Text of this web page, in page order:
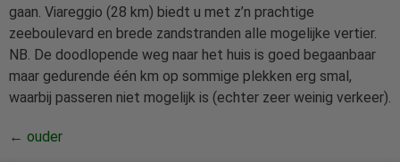
gaan. Viareggio (28 km) biedt u met z’n prachtige
zeeboulevard en brede zandstranden alle mogelijke vertier.
NB. De doodlopende weg naar het huis is goed begaanbaar
maar gedurende één km op sommige plekken erg smal,
waarbij passeren niet mogelijk is (echter zeer weinig verkeer).
← ouder